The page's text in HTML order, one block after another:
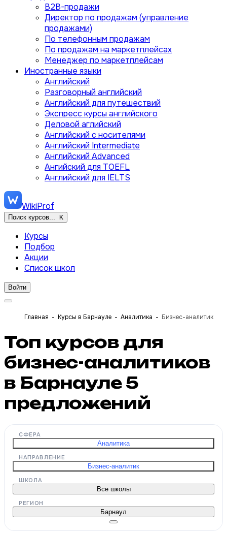
B2B-продажи
Директор по продажам (управление
продажами)
По телефонным продажам
По продажам на маркетплейсах
Менеджер по маркетплейсам
Иностранные языки
Английский
Разговорный английский
Английский для путешествий
Экспресс курсы английского
Деловой аглийский
Английский с носителями
Английский Intermediate
Английский Advanced
Ангийский для TOEFL
Английский для IELTS
WikiProf
Поиск курсов... K
Курсы
Подбор
Акции
Список школ
Войти
Главная Курсы в Барнауле Аналитика Бизнес-аналитик
Топ курсов для
бизнес-аналитиков
в Барнауле 5
предложений
СФЕРА
Аналитика
НАПРАВЛЕНИЕ
Бизнес-аналитик
ШКОЛА
Все школы
РЕГИОН
Барнаул